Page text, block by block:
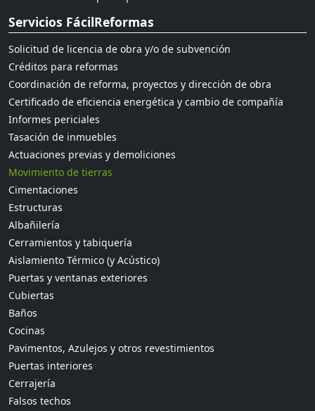
Servicios FácilReformas
Solicitud de licencia de obra y/o de subvención
Créditos para reformas
Coordinación de reforma, proyectos y dirección de obra
Certificado de eficiencia energética y cambio de compañía
Informes periciales
Tasación de inmuebles
Actuaciones previas y demoliciones
Movimiento de tierras
Cimentaciones
Estructuras
Albañilería
Cerramientos y tabiquería
Aislamiento Térmico (y Acústico)
Puertas y ventanas exteriores
Cubiertas
Baños
Cocinas
Pavimentos, Azulejos y otros revestimientos
Puertas interiores
Cerrajería
Falsos techos